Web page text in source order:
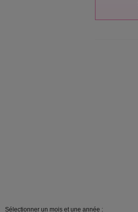
Sélectionner un mois et une année :